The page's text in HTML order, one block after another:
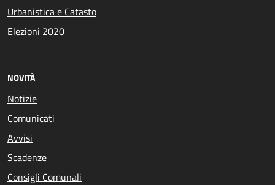
Urbanistica e Catasto
Elezioni 2020
NOVITÀ
Notizie
Comunicati
Avvisi
Scadenze
Consigli Comunali